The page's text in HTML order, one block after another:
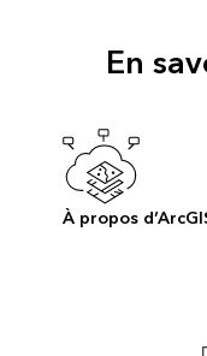
En
À propos